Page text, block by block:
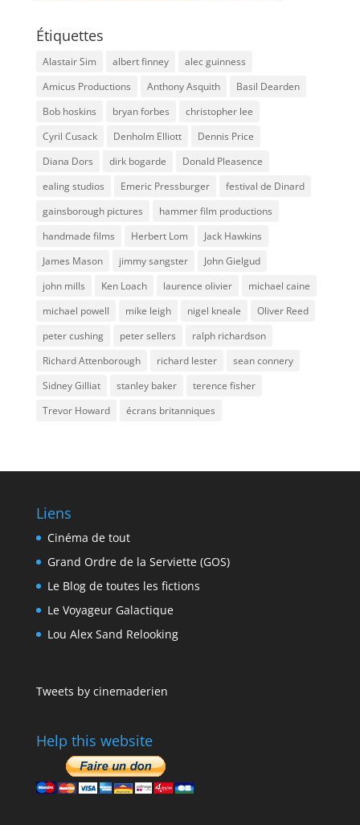
Étiquettes
Alastair Sim albert finney
alec guinness
Amicus Productions
Anthony Asquith
Basil Dearden
Bob hoskins
bryan forbes
christopher lee
Cyril Cusack
Denholm Elliott
Dennis Price
Diana Dors
dirk bogarde
Donald Pleasence
ealing studios
Emeric Pressburger
festival de Dinard
gainsborough pictures
hammer film productions
handmade films
Herbert Lom
Jack Hawkins
James Mason
jimmy sangster
John Gielgud
john mills
Ken Loach laurence olivier
michael caine
michael powell
mike leigh nigel kneale
Oliver Reed
peter cushing
peter sellers
ralph richardson
Richard Attenborough
richard lester
sean connery
Sidney Gilliat
stanley baker
terence fisher
Trevor Howard
écrans britanniques
Liens
Cinéma de tout
Grand Ordre de la Serviette (GOS)
Le Blog de toutes les fictions
Le Voyageur Galactique
Lou Alex Sand Relooking
Tweets by cinemaderien
Help this website